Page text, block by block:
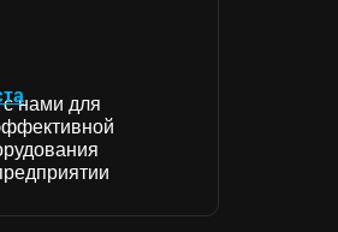
нами для